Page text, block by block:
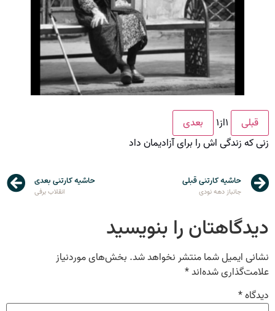
قبلی ۱از۱
بعدی
زنی که زندگی اش را برای آزادیمان داد
حاشیه کارتنی قبلی
جانباز دهه نودی
حاشیه کارتنی بعدی
انقلاب برفی
دیدگاهتان را بنویسید
نشانی ایمیل شما منتشر نخواهد شد. بخش‌های موردنیاز
علامت‌گذاری شده‌اند*
دیدگاه*